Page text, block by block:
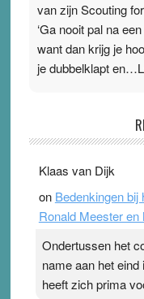
van zijn Scouting
‘Ga nooit pal na
want dan krijg je
je dubbelklapt
topsporters. Ze
terwijl ze meer
pleister geen effect.
Pleisterplakkers in
Klaas van Dijk
on Bedenkingen
Ronald Meester
Ondertussen het
name aan het
heeft zich prima